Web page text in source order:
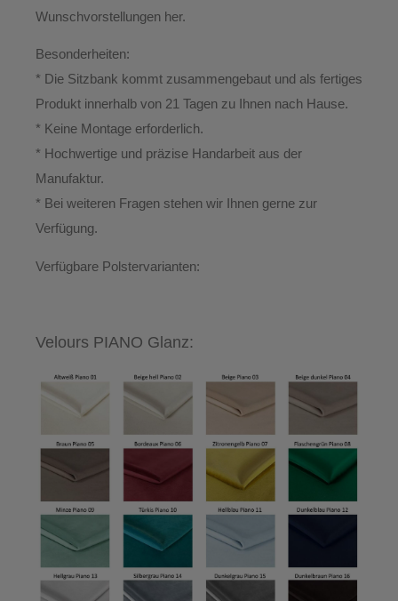
Wunschvorstellungen her.
Besonderheiten:
* Die Sitzbank kommt zusammengebaut und als fertiges
Produkt innerhalb von 21 Tagen zu Ihnen nach Hause.
* Keine Montage erforderlich.
* Hochwertige und präzise Handarbeit aus der
Manufaktur.
* Bei weiteren Fragen stehen wir Ihnen gerne zur
Verfügung.
Verfügbare Polstervarianten:
Velours PIANO Glanz: